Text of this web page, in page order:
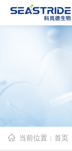
当前位置：首页